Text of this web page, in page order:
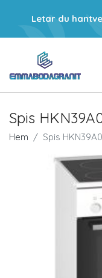
Letar du
Spis
Hem Spis